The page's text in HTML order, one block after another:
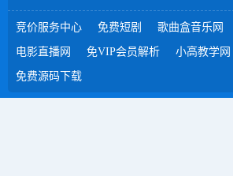
竞价服务中心 免费短剧 歌曲盒音乐网
电影直播网 免VIP会员解析 小高教学网
免费源码下载